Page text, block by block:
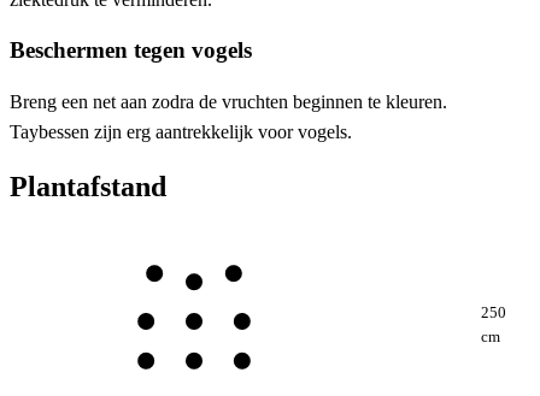
Beschermen tegen vogels
Breng een net aan zodra de vruchten beginnen te kleuren.
Taybessen zijn erg aantrekkelijk voor vogels.
Plantafstand
250
cm